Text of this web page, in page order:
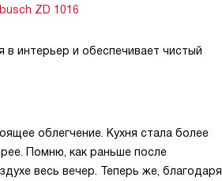
ZD 1016
интерьер и обеспечивает чистый
облегчение. Кухня стала более
Помню, как раньше после
весь вечер. Теперь же, благодаря